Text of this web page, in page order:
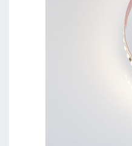
BL Shine XConfig -